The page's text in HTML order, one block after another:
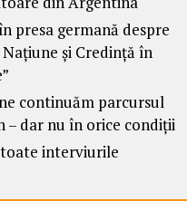
presa germană despre
Națiune și Credință în
continuăm parcursul
– dar nu în orice condiții
interviurile